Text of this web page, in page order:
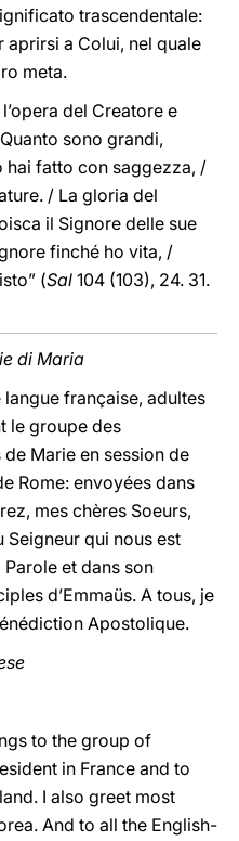
trascendentale:
aprirsi a Colui, nel quale
meta.
del Creatore e
sono grandi,
hai fatto con saggezza, /
/ La gloria del
il Signore delle sue
finché ho vita, /
(Sal 104 (103), 24. 31.
di Maria
française, adultes
le groupe des
Marie en session de
Rome: envoyées dans
mes chères Soeurs,
Seigneur qui nous est
et dans son
d’Emmaüs. A tous, je
Apostolique.
to the group of
in France and to
I also greet most
And to all the English-